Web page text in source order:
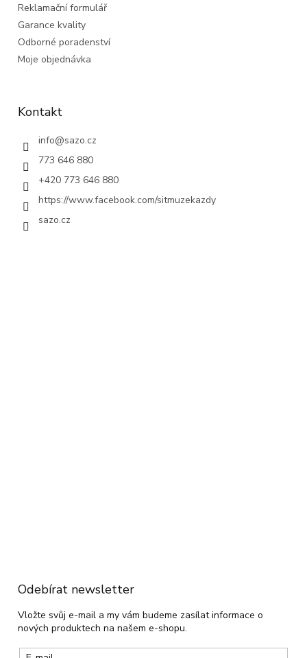
Reklamační formulář
Garance kvality
Odborné poradenství
Moje objednávka
Kontakt
info@sazo.cz
773 646 880
+420 773 646 880
https://www.facebook.com/sitmuzekazdy
sazo.cz
Odebírat newsletter
Vložte svůj e-mail a my vám budeme zasílat informace o
nových produktech na našem e-shopu.